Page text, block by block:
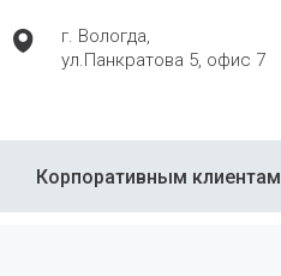
г. Вологда,
ул.Панкратова 5, офис 7
Корпоративным клиентам